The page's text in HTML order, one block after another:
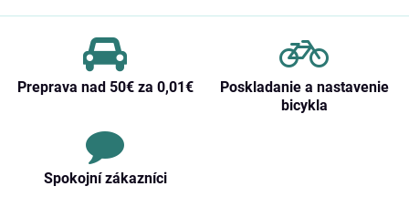
Preprava nad 50€ za 0,01€
Poskladanie a nastavenie
bicykla
Spokojní zákazníci